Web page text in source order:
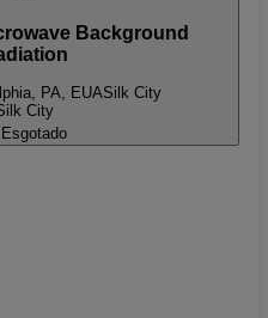
Background
PA, EUASilk City
City
Esgotado